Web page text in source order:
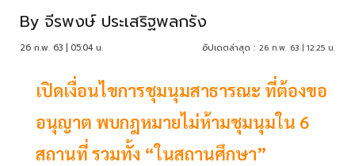
By จีรพงษ์ ประเสริฐพลกรัง
26 ก.พ. 63 | 05:04 น. อัปเดตล่าสุด : 26 ก.พ. 63 | 12:25 น.
เปิดเงื่อนไขการชุมนุมสาธารณะ ที่ต้องขอ
อนุญาต พบกฎหมายไม่ห้ามชุมนุมใน 6
สถานที่ รวมทั้ง “ในสถานศึกษา”